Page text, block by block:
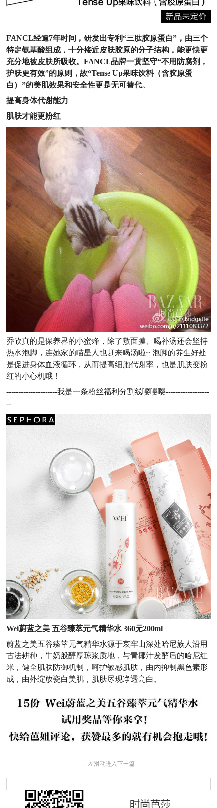
FANCL经逾7年时间，研发出专利“三肽胶原蛋白”，由三个
特定氨基酸组成，十分接近皮肤胶原的分子结构，能更快更
充分地被皮肤所吸收。FANCL品牌一贯坚守“不用防腐剂，
护肤更有效”的原则，故“Tense Up果味饮料（含胶原蛋
白）”的美肌效果和安全性更是无可替代。
提高身体代谢能力
肌肤才能更粉红
乔欣真的是保养界的小蜜蜂，除了敷面膜、喝补汤还会坚持
热水泡脚，连她家的喵星人也赶来喝汤啦~ 泡脚的养生好处
是促进身体血液循环，从而提高细胞代谢率，也是肌肤变粉
红的小心机哦！
---------------------我是一条粉丝福利分割线嘤嘤嘤------------------
--
Wei蔚蓝之美 五谷臻萃元气精华水 360元200ml
蔚蓝之美五谷臻萃元气精华水源于哀牢山深处哈尼族人沿用
古法耕种，牛奶般醇厚琼浆质地，与青椰汁发酵后的哈尼红
米，健全肌肤防御机制，呵护敏感肌肤，由内抑制黑色素形
成，由外绽放瓷白美肌，肌肤尽现净透亮白。
← 左滑动进入下一篇